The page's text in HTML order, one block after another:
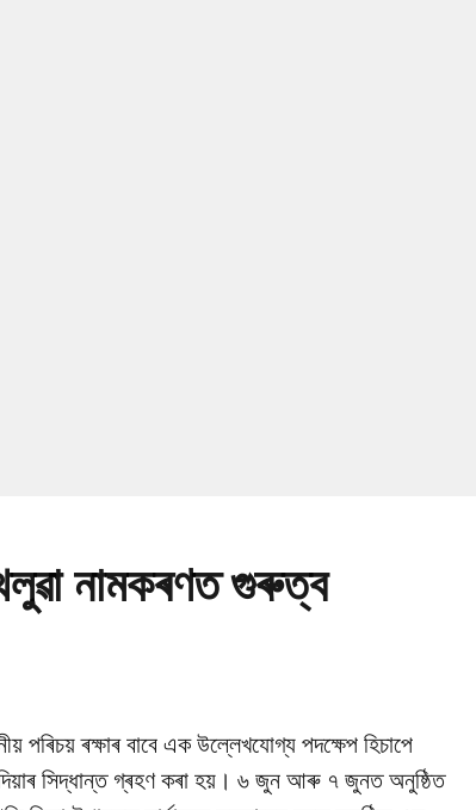
নামকৰণত গুৰুত্ব
পৰিচয় ৰক্ষাৰ বাবে এক উল্লেখযোগ্য পদক্ষেপ হিচাপে
সিদ্ধান্ত গ্ৰহণ কৰা হয়। ৬ জুন আৰু ৭ জুনত অনুষ্ঠিত